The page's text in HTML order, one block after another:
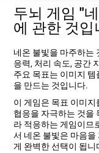
두뇌 게임 "
에 관한 것입
네온 불빛을 마주하는
응력, 처리 속도, 공간
주요 목표는 이미지
을 만드는 것입니다.
이 게임은 목표 이미
협응을 자극하는 것을
라 적응하는 게임이므
서 네온 불빛은 마음
게 완벽한 선택이 됩니